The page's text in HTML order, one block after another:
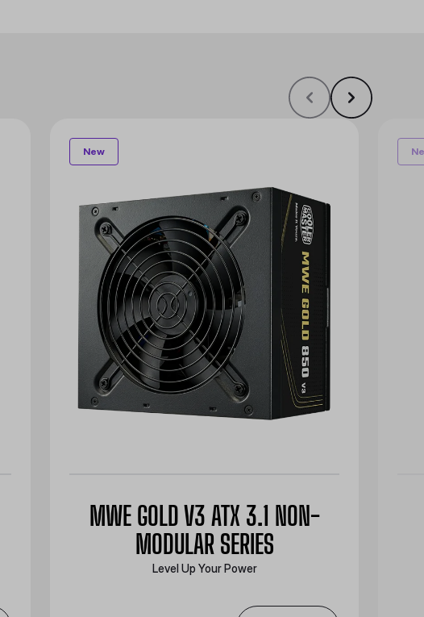
New
MWE GOLD V3 ATX 3.1 NON-
MODULAR SERIES
Level Up Your Power